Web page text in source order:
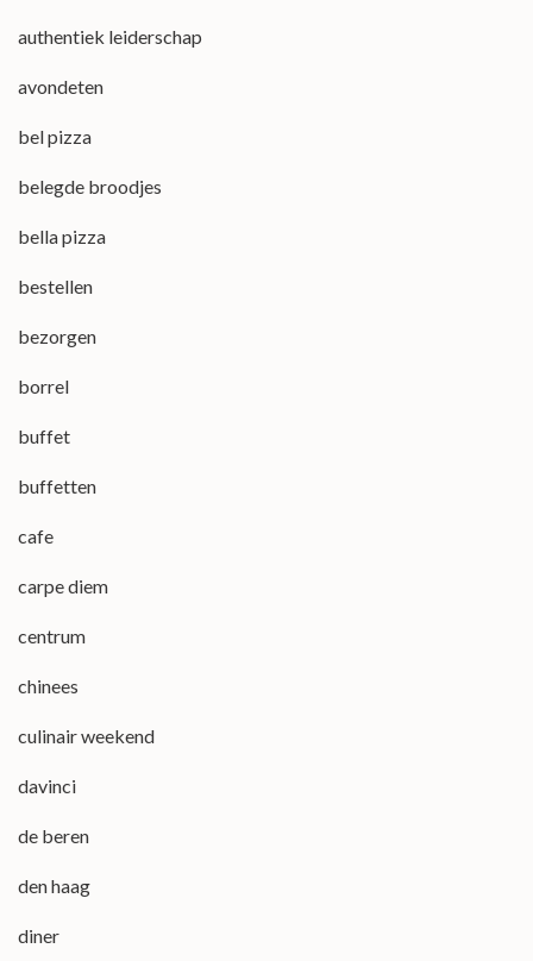
authentiek leiderschap
avondeten
bel pizza
belegde broodjes
bella pizza
bestellen
bezorgen
borrel
buffet
buffetten
cafe
carpe diem
centrum
chinees
culinair weekend
davinci
de beren
den haag
diner